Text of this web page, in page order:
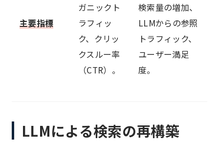
主要指標
ガニックト
ラフィッ
ク、クリッ
クスルー率
（CTR）。
検索量の増加、
LLMからの参照
トラフィック、
ユーザー満足
度。
LLMによる検索の再構築